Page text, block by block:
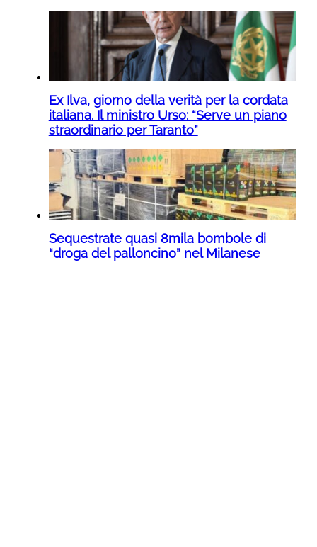
Ex Ilva, giorno della verità per la cordata
italiana. Il ministro Urso: “Serve un piano
straordinario per Taranto”
Sequestrate quasi 8mila bombole di
“droga del palloncino” nel Milanese